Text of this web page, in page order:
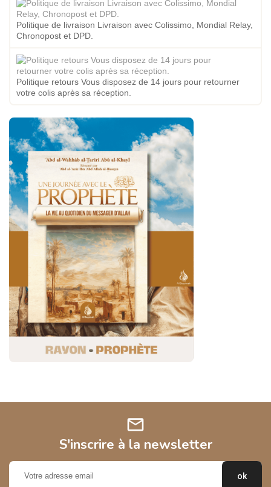
Politique de livraison Livraison avec Colissimo, Mondial Relay,
Chronopost et DPD.
Politique retours Vous disposez de 14 jours pour retourner
votre colis après sa réception.
mail
S'inscrire à la newsletter